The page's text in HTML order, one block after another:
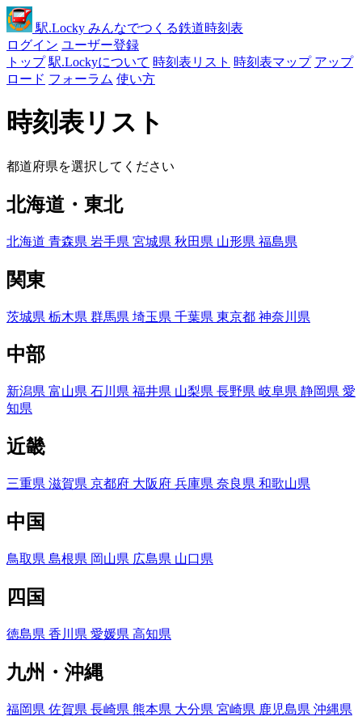
駅.Locky みんなでつくる鉄道時刻表
ログイン ユーザー登録
トップ 駅.Lockyについて 時刻表リスト 時刻表マップ アップ
ロード フォーラム 使い方
時刻表リスト
都道府県を選択してください
北海道・東北
北海道 青森県 岩手県 宮城県 秋田県 山形県 福島県
関東
茨城県 栃木県 群馬県 埼玉県 千葉県 東京都 神奈川県
中部
新潟県 富山県 石川県 福井県 山梨県 長野県 岐阜県 静岡県 愛
知県
近畿
三重県 滋賀県 京都府 大阪府 兵庫県 奈良県 和歌山県
中国
鳥取県 島根県 岡山県 広島県 山口県
四国
徳島県 香川県 愛媛県 高知県
九州・沖縄
福岡県 佐賀県 長崎県 熊本県 大分県 宮崎県 鹿児島県 沖縄県